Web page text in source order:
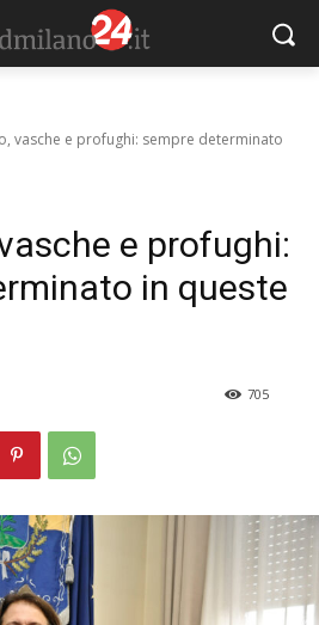
vasche e profughi: sempre determinato
e profughi:
in queste
705